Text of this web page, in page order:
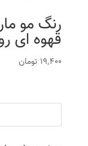
رنگ مو
قهوه ای
19,400 تومان